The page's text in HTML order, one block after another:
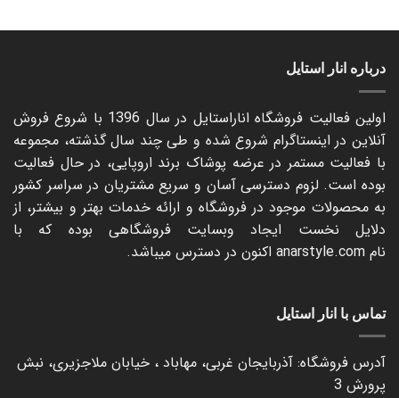
درباره انار استایل
اولین فعالیت فروشگاه اناراستایل در سال 1396 با شروع فروش
آنلاین در اینستاگرام شروع شده و طی چند سال گذشته، مجموعه
با فعالیت مستمر در عرضه پوشاک برند اروپایی، در حال فعالیت
بوده است. لزوم دسترسی آسان و سریع مشتریان در سراسر کشور
به محصولات موجود در فروشگاه و ارائه خدمات بهتر و بیشتر، از
دلایل نخست ایجاد وبسایت فروشگاهی بوده که با
نام anarstyle.com اکنون در دسترس میباشد.
تماس با انار استایل
آدرس فروشگاه: آذربایجان غربی، مهاباد ، خیابان ملاجزیری، نبش
پرورش 3